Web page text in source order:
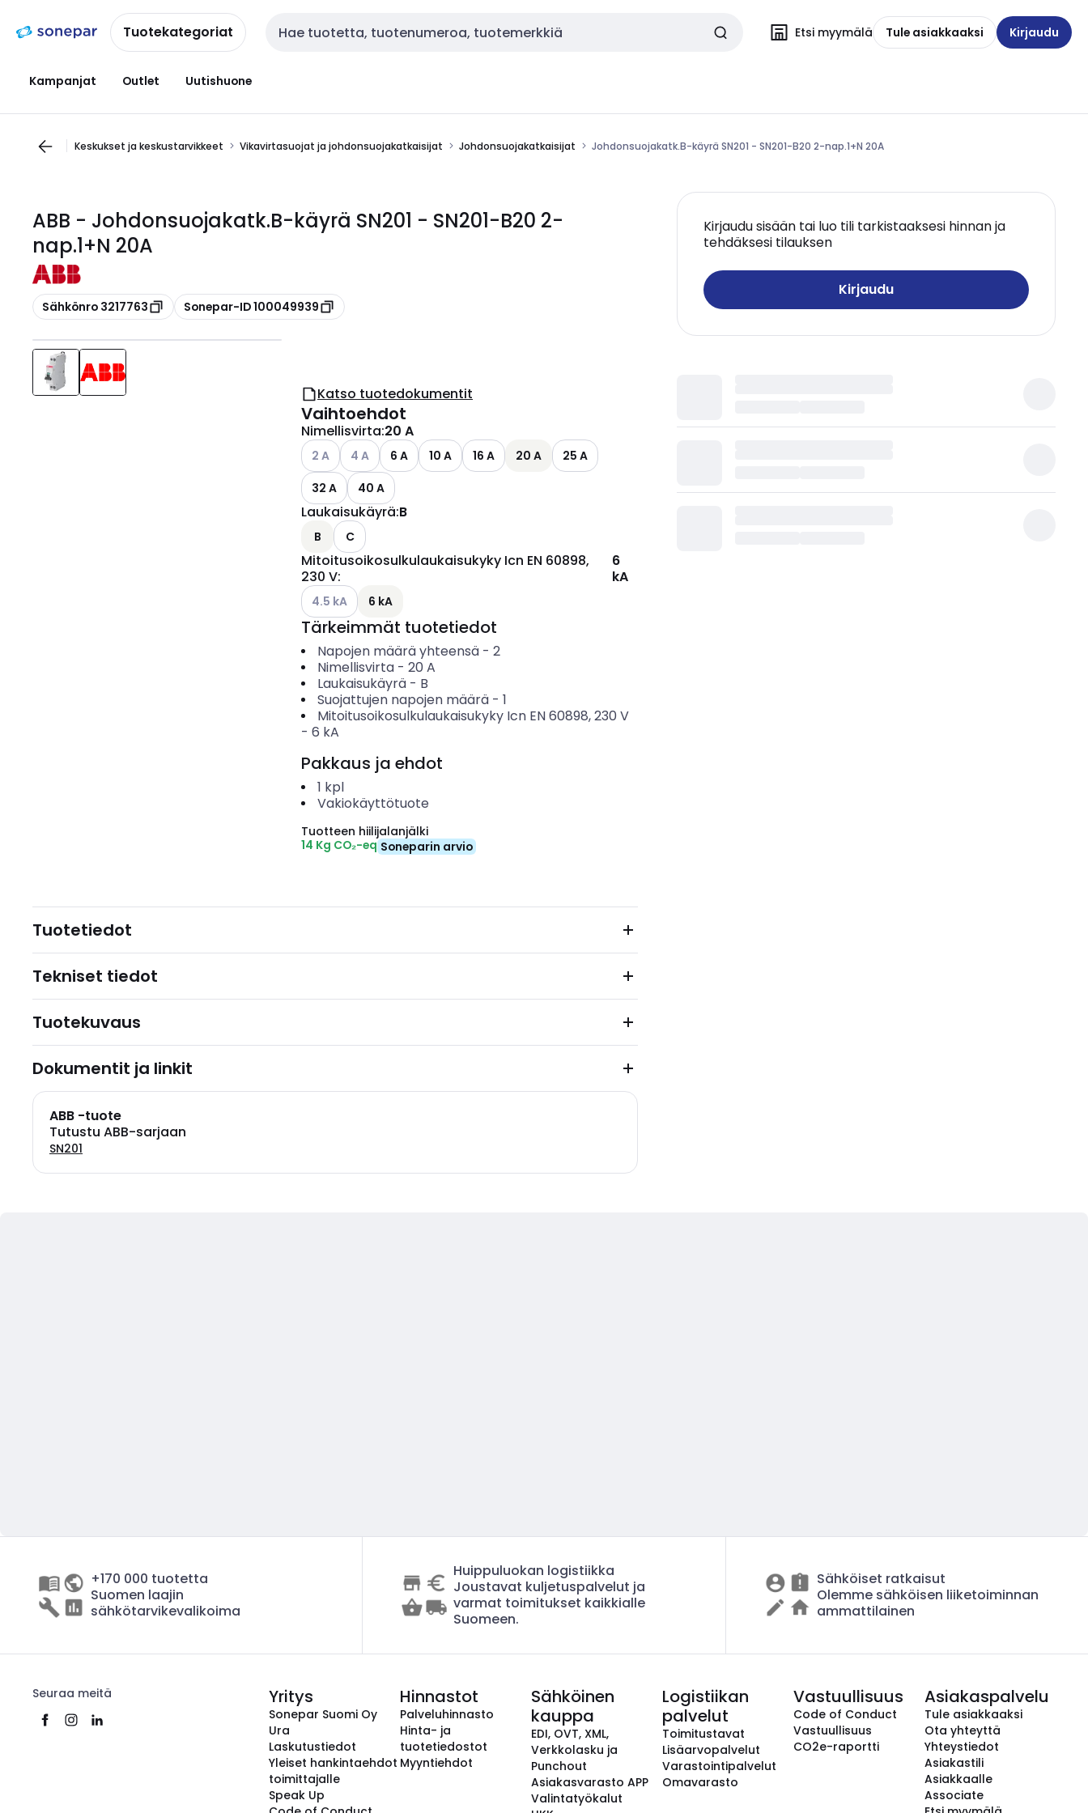
navigointiinsisältöönTuotekategoriat Haku Etsi myymälä Tule asiakkaaksi Kirjaudu
Kampanjat Outlet Uutishuone
Keskukset ja keskustarvikkeet Vikavirtasuojat ja johdonsuojakatkaisijat Johdonsuojakatkaisijat Johdonsuojakatk.B-käyrä SN201 - SN201-B20 2-nap.1+N 20A
ABB - Johdonsuojakatk.B-käyrä SN201 - SN201-B20 2-
nap.1+N 20A
Kopioi
Sähkönro 3217763 Kopioi
Sonepar-ID 100049939
Kirjaudu sisään tai luo tili tarkistaaksesi hinnan ja
tehdäksesi tilauksen
Kirjaudu
Katso tuotedokumentit
Vaihtoehdot
Nimellisvirta:20 A
Katso käytettävissä olevat vaihtoehdot
2 A Katso käytettävissä olevat vaihtoehdot
4 A 6 A 10 A 16 A 20 A
25 A
32 A
40 A
Laukaisukäyrä:B
B C
Mitoitusoikosulkulaukaisukyky Icn EN 60898,
230 V:
6
kA
Katso käytettävissä olevat vaihtoehdot
4.5 kA 6 kA
Tärkeimmät tuotetiedot
Napojen määrä yhteensä- 2
Nimellisvirta- 20 A
Laukaisukäyrä- B
Suojattujen napojen määrä- 1
Mitoitusoikosulkulaukaisukyky Icn EN 60898, 230 V
- 6 kA
Pakkaus ja ehdot
1 kpl
Vakiokäyttötuote
Tuotteen hiilijalanjälki
14 Kg CO₂-eq Soneparin arvio
Tuotetiedot
Tekniset tiedot
Tuotekuvaus
Dokumentit ja linkit
ABB -tuote
Tutustu ABB-sarjaan
SN201
+170 000 tuotetta
Suomen laajin
sähkötarvikevalikoima
Huippuluokan logistiikka
Joustavat kuljetuspalvelut ja
varmat toimitukset kaikkialle
Suomeen.
Sähköiset ratkaisut
Olemme sähköisen liiketoiminnan
ammattilainen
Seuraa meitä Yritys
Sonepar Suomi Oy
Ura
Laskutustiedot
Yleiset hankintaehdot
toimittajalle
Speak Up
Hinnastot
Palveluhinnasto
Hinta- ja
tuotetiedostot
Myyntiehdot
Sähköinen
kauppa
EDI, OVT, XML,
Verkkolasku ja
Punchout
Asiakasvarasto APP
Valintatyökalut
Logistiikan
palvelut
Toimitustavat
Lisäarvopalvelut
Varastointipalvelut
Omavarasto
Vastuullisuus
Code of Conduct
Vastuullisuus
CO2e-raportti
Asiakaspalvelu
Tule asiakkaaksi
Ota yhteyttä
Yhteystiedot
Asiakastili
Asiakkaalle
Associate